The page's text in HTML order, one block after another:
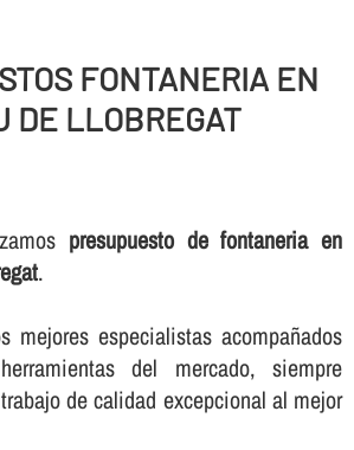
FONTANERIA EN
DE LLOBREGAT
presupuesto de fontaneria en
.
mejores especialistas acompañados
del mercado, siempre
de calidad excepcional al mejor